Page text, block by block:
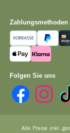
Folgen Sie uns
Facebook Instagram
Zahlungsmethoden
Vorkasse PayPal
Apple Pay Pay with Klarna
Alle Preise inkl.